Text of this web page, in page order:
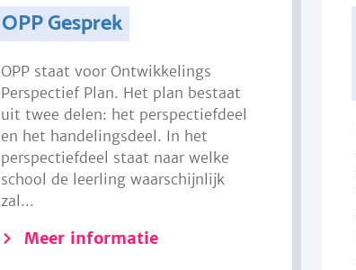
OPP Gesprek
OPP staat voor Ontwikkelings
Perspectief Plan. Het plan bestaat
uit twee delen: het perspectiefdeel
en het handelingsdeel. In het
perspectiefdeel staat naar welke
school de leerling waarschijnlijk
zal...
Meer informatie